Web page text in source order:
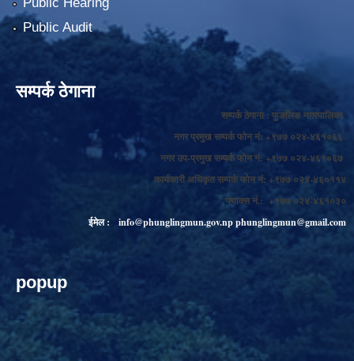
Public Audit
सम्पर्क ठेगाना
सम्पर्क ठेगाना : फुङलिङ नगरपालिका
नगर प्रमुख सम्पर्क फोन नं: +९७७ ०२४-४६१०६६
नगर उप-प्रमुख सम्पर्क फोन नं: +९७७ ०२४-४६१०६७
कार्यकारी अधिकृत सम्पर्क फोन नं: +९७७ ०२४-४६०११४
फ्याक्स नं.: +९७७ ०२४-४६१०३०
ईमेल :
info@phunglingmun.gov.npphunglingmun@gmail.com
popup